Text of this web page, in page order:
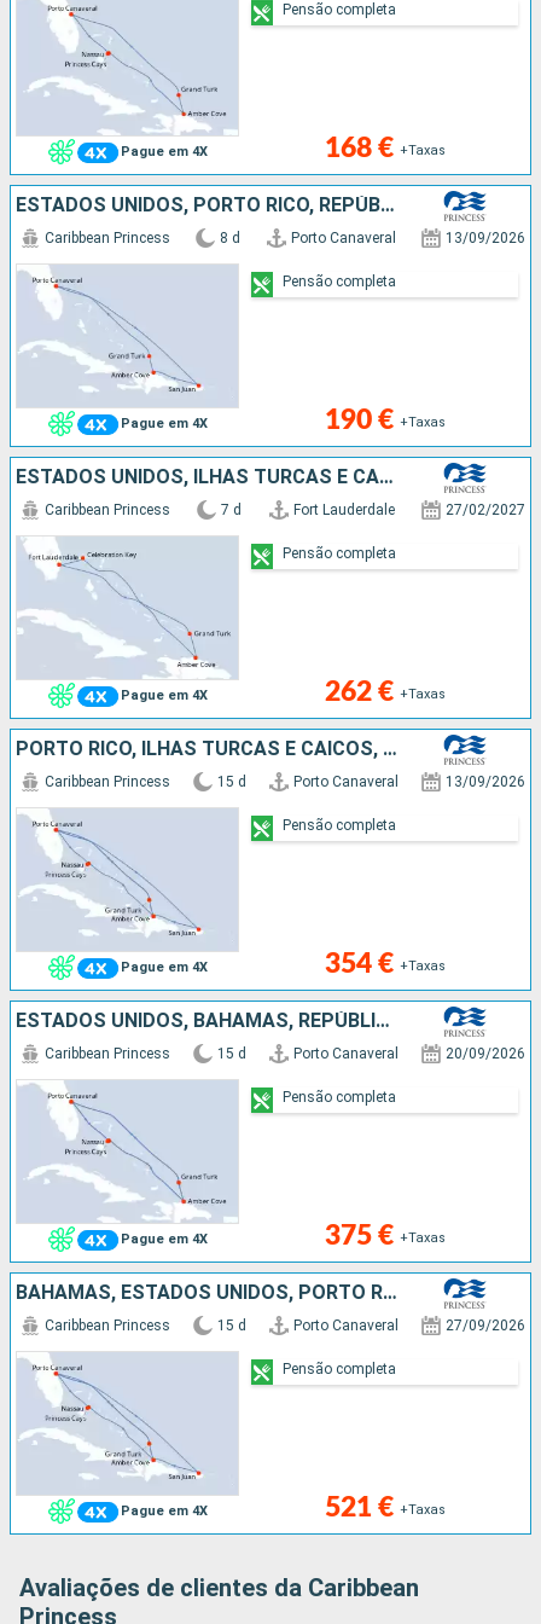
Pague em 4X 168 € +Taxas
Pensão completa
ESTADOS UNIDOS, PORTO RICO, REPÚBLICA DOMINICANA, ILHAS TURCAS E CAICOS
Pague em 4X
Caribbean Princess 8 d Porto Canaveral 13/09/2026
190 € +Taxas
Pensão completa
ESTADOS UNIDOS, ILHAS TURCAS E CAICOS, REPÚBLICA DOMINICANA, BAHAMAS
Pague em 4X
Caribbean Princess 7 d Fort Lauderdale 27/02/2027
262 € +Taxas
Pensão completa
PORTO RICO, ILHAS TURCAS E CAICOS, BAHAMAS, REPÚBLICA DOMINICANA, ESTADOS UNIDOS
Pague em 4X
Caribbean Princess 15 d Porto Canaveral 13/09/2026
354 € +Taxas
Pensão completa
ESTADOS UNIDOS, BAHAMAS, REPÚBLICA DOMINICANA, ILHAS TURCAS E CAICOS
Pague em 4X
Caribbean Princess 15 d Porto Canaveral 20/09/2026
375 € +Taxas
Pensão completa
BAHAMAS, ESTADOS UNIDOS, PORTO RICO, REPÚBLICA DOMINICANA, ILHAS TURCAS E CAICOS
Pague em 4X
Caribbean Princess 15 d Porto Canaveral 27/09/2026
521 € +Taxas
Pensão completa
Avaliações de clientes da Caribbean
Princess